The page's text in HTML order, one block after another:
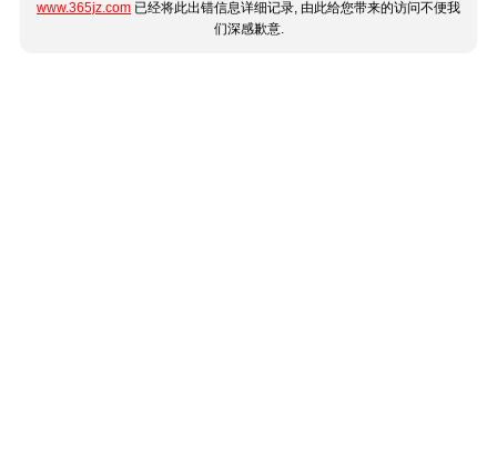
www.365jz.com 已经将此出错信息详细记录, 由此给您带来的访问不便我
们深感歉意.